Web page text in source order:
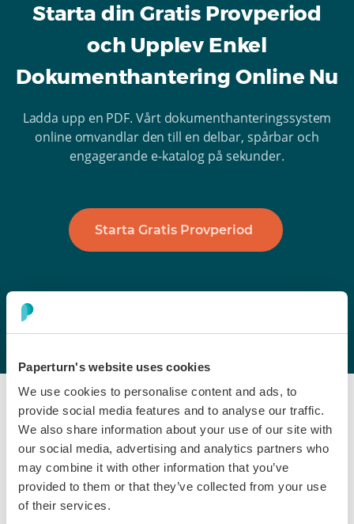
Paperturn's website uses cookies
We use cookies to personalise content and ads, to
provide social media features and to analyse our traffic.
We also share information about your use of our site with
our social media, advertising and analytics partners who
may combine it with other information that you’ve
provided to them or that they’ve collected from your use
of their services.
Starta din Gratis Provperiod
och Upplev Enkel
Dokumenthantering Online Nu
Ladda upp en PDF. Vårt dokumenthanteringssystem
online omvandlar den till en delbar, spårbar och
engagerande e-katalog på sekunder.
Starta Gratis Provperiod
Hämta Vilket Dokument